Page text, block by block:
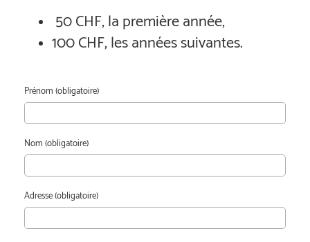
50 CHF, la première année,
100 CHF, les années suivantes.
Prénom (obligatoire)
Nom (obligatoire)
Adresse (obligatoire)